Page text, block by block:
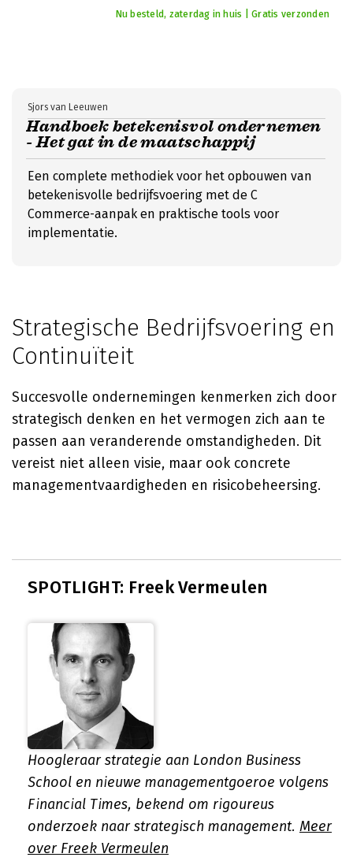
Nu besteld, zaterdag in huis | Gratis verzonden
Handboek betekenisvol ondernemen
- Het gat in de maatschappij
Sjors van Leeuwen
Een complete methodiek voor het opbouwen van
betekenisvolle bedrijfsvoering met de C
Commerce-aanpak en praktische tools voor
implementatie.
Strategische Bedrijfsvoering en
Continuïteit
Succesvolle ondernemingen kenmerken zich door
strategisch denken en het vermogen zich aan te
passen aan veranderende omstandigheden. Dit
vereist niet alleen visie, maar ook concrete
managementvaardigheden en risicobeheersing.
SPOTLIGHT: Freek Vermeulen
Hoogleraar strategie aan London Business
School en nieuwe managementgoeroe volgens
Financial Times, bekend om rigoureus
onderzoek naar strategisch management. Meer
over Freek Vermeulen